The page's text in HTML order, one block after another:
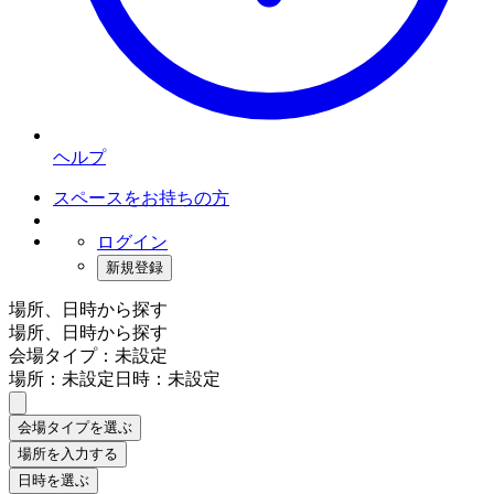
ヘルプ
スペースをお持ちの方
ログイン
新規登録
場所、日時から探す
場所、日時から探す
会場タイプ：未設定
場所：未設定日時：未設定
会場タイプを選ぶ
場所を入力する
日時を選ぶ